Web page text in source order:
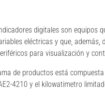
digitales son equipos
eléctricas y que, además,
para visualización y
de productos está
4210 y el kilowatimetro